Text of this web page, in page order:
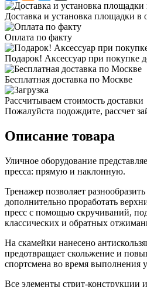
Доставка и установка площадки в
Оплата по факту
Подарок! Аксессуар при покупке
Бесплатная доставка по Москве
Рассчитываем стоимость доставки
Пожалуйста подождите, рассчет
Описание товара
Уличное оборудование
пресса: прямую и наклонную.
Тренажер позволяет
дополнительно проработать
пресс с помощью скручиваний,
классических и обратных
На скамейки нанесено
предотвращает скольжение и
спортсмена во время выполнения
Все элементы стрит-конструкции